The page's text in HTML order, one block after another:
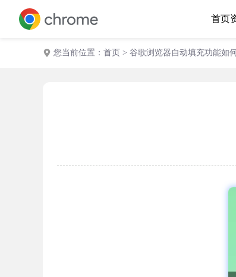
首页
您当前位置： 首页 > 谷歌浏览器自动填充功能如